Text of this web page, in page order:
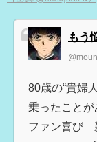
もう
80歳の“貴婦
乗ったこと
ファン喜び